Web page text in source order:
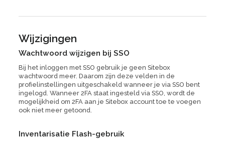
Wijzigingen
Wachtwoord wijzigen bij SSO
Bij het inloggen met SSO gebruik je geen Sitebox
wachtwoord meer. Daarom zijn deze velden in de
profielinstellingen uitgeschakeld wanneer je via SSO bent
ingelogd. Wanneer 2FA staat ingesteld via SSO, wordt de
mogelijkheid om 2FA aan je Sitebox account toe te voegen
ook niet meer getoond.
Inventarisatie Flash-gebruik